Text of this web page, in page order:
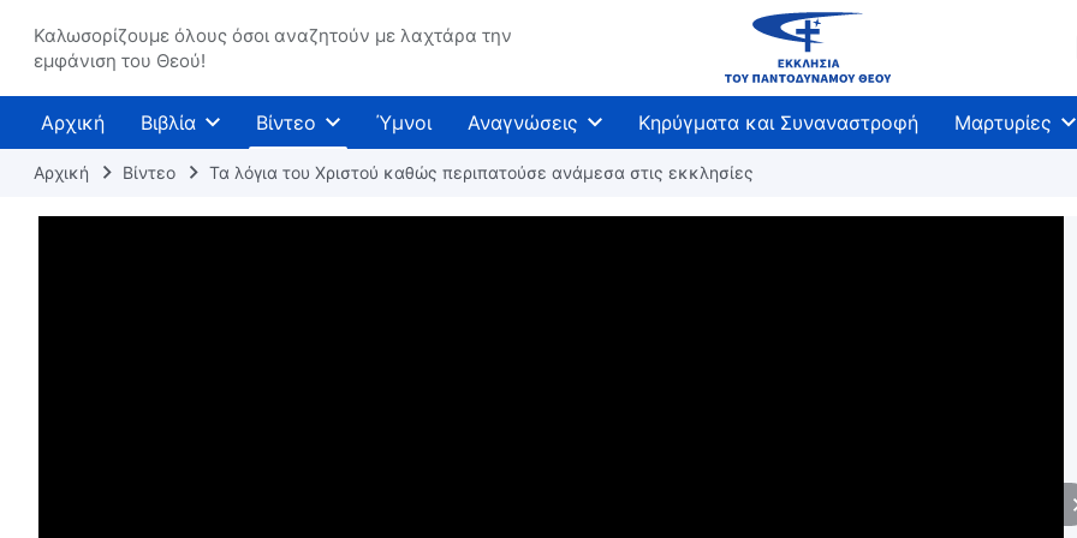
Καλωσορίζουμε όλους όσοι αναζητούν με λαχτάρα την
εμφάνιση του Θεού!
Αρχική Βιβλία Βίντεο Ύμνοι Αναγνώσεις Κηρύγματα και Συναναστροφή Μαρτυρίες
Αρχική Βίντεο Τα λόγια του Χριστού καθώς περιπατούσε ανάμεσα στις εκκλησίες